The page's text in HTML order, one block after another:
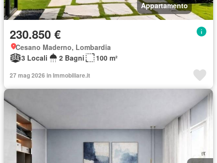
Appartamento
230.850 €
Cesano Maderno, Lombardia
3 Locali
2 Bagni 100 m²
27 mag 2026 in Immobiliare.it